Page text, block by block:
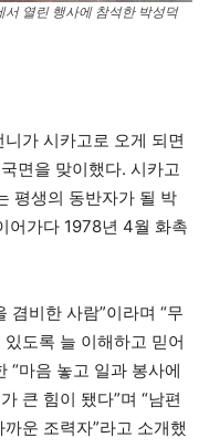
열린 행사에 참석한 박성덕
가 시카고로 오게 되면
면을 맞이했다. 시카고
평생의 동반자가 될 박
어가다 1978년 4월 화촉
겸비한 사람”이라며 “무
도록 늘 이해하고 믿어
“마음 놓고 일과 봉사에
큰 힘이 됐다”며 “남편
운 조력자”라고 소개했